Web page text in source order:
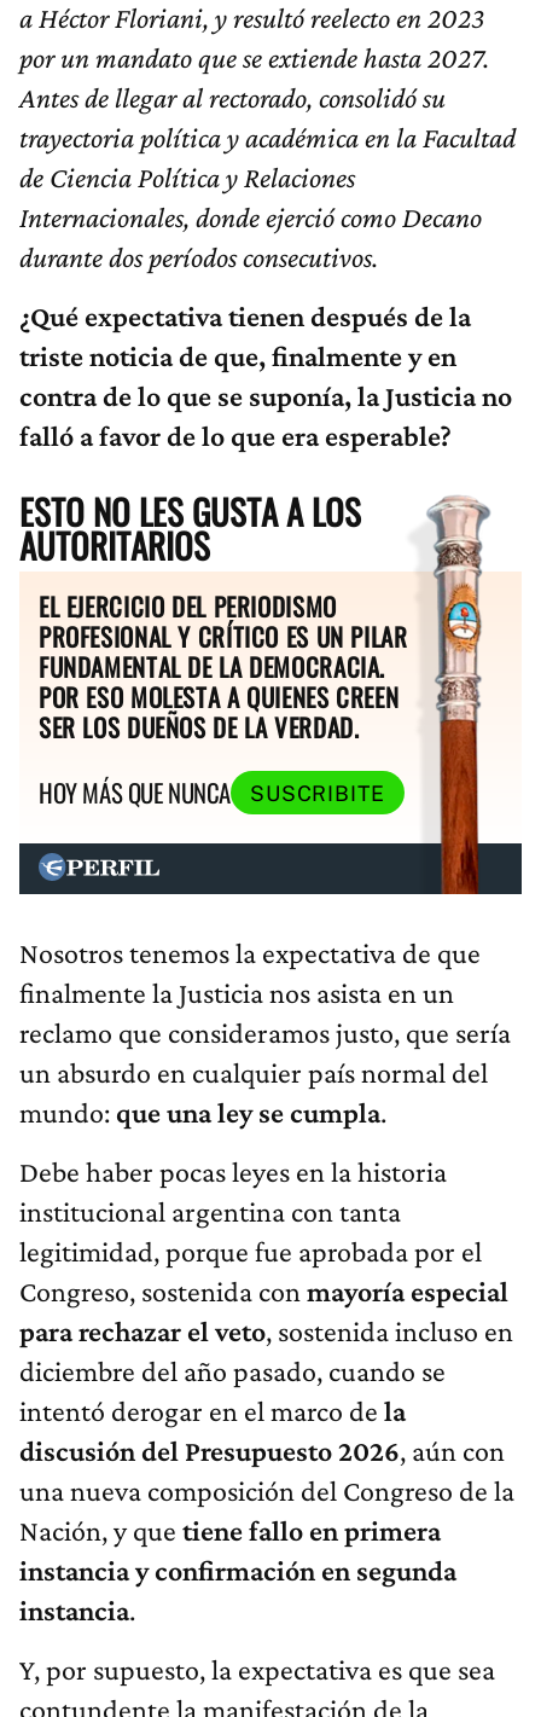
a Héctor Floriani, y resultó reelecto en 2023
por un mandato que se extiende hasta 2027.
Antes de llegar al rectorado, consolidó su
trayectoria política y académica en la Facultad
de Ciencia Política y Relaciones
Internacionales, donde ejerció como Decano
durante dos períodos consecutivos.
¿Qué expectativa tienen después de la
triste noticia de que, finalmente y en
contra de lo que se suponía, la Justicia no
falló a favor de lo que era esperable?
ESTO NO LES GUSTA A LOS
AUTORITARIOS
EL EJERCICIO DEL PERIODISMO
PROFESIONAL Y CRÍTICO ES UN PILAR
FUNDAMENTAL DE LA DEMOCRACIA.
POR ESO MOLESTA A QUIENES CREEN
SER LOS DUEÑOS DE LA VERDAD.
HOY MÁS QUE NUNCA
SUSCRIBITE
Nosotros tenemos la expectativa de que
finalmente la Justicia nos asista en un
reclamo que consideramos justo, que sería
un absurdo en cualquier país normal del
mundo: que una ley se cumpla.
Debe haber pocas leyes en la historia
institucional argentina con tanta
legitimidad, porque fue aprobada por el
Congreso, sostenida con mayoría especial
para rechazar el veto, sostenida incluso en
diciembre del año pasado, cuando se
intentó derogar en el marco de la
discusión del Presupuesto 2026​, aún con
una nueva composición del Congreso de la
Nación, y que tiene fallo en primera
instancia y confirmación en segunda
instancia.
Y, por supuesto, la expectativa es que sea
contundente la manifestación de la